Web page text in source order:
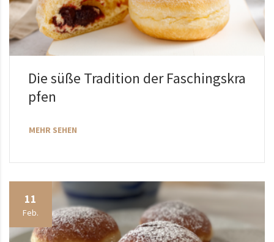
Die süße Tradition der Faschingskra
pfen
MEHR SEHEN
11
Feb.